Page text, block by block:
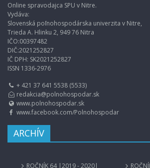
Online spravodajca SPU v Nitre.
Vydáva:
Slovenská poľnohospodárska univerzita v Nitre,
Trieda A. Hlinku 2, 949 76 Nitra
IČO:00397482
DIČ:2021252827
IČ DPH: SK2021252827
ISSN 1336-2976
+ 421 37 641 5538 (5533)
redakcia@polnohospodar.sk
www.polnohospodar.sk
www.facebook.com/Polnohospodar
ARCHÍV
ROČNÍK 64 |2019 - 2020|